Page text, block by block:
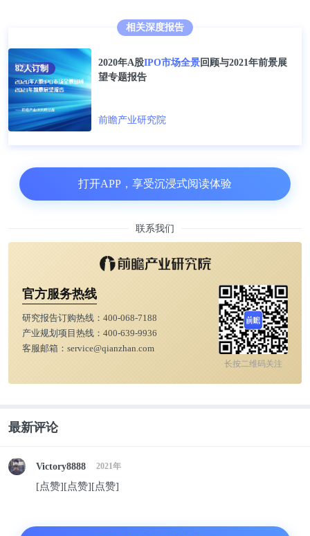
生产类与研发类项目占据募集资金比重较大
从首发拟募集资金来看，这34家上市企业的IPO募投
项目中，生产类项目(32.63%)和研发类项目(31.63%)
占据了较大的比重，其次便是补充流动资金或偿还贷
业企业的IPO募投项目多以生产类项目为主，绝大多
新研发型医药制造业企业IPO上市的推动力量可见一
相关深度报告
2020年A股IPO市场全景回顾与2021年前景展
望专题报告
前瞻产业研究院
82人订制
打开APP，享受沉浸式阅读体验
联系我们
官方服务热线
研究报告订购热线： 400-068-7188
产业规划项目热线： 400-639-9936
客服邮箱： service@qianzhan.com
长按二维码关注
最新评论
Victory8888 2021年
[点赞][点赞][点赞]